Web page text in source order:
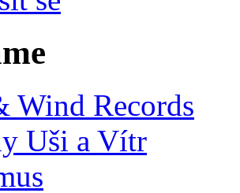
Wind Records
Uši a Vítr